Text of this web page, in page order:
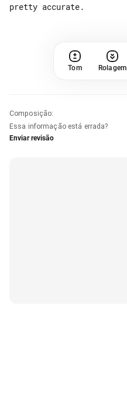
Tom Rolagem
Composição:
Essa informação está errada?
Enviar revisão